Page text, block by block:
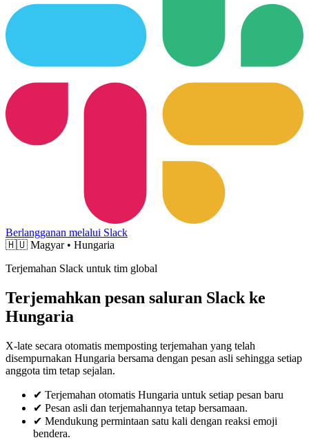
Berlangganan melalui Slack
🇭🇺 Magyar • Hungaria
Terjemahan Slack untuk tim global
Terjemahkan pesan saluran Slack ke
Hungaria
X-late secara otomatis memposting terjemahan yang telah
disempurnakan Hungaria bersama dengan pesan asli sehingga setiap
anggota tim tetap sejalan.
✔ Terjemahan otomatis Hungaria untuk setiap pesan baru
✔ Pesan asli dan terjemahannya tetap bersamaan.
✔ Mendukung permintaan satu kali dengan reaksi emoji
bendera.